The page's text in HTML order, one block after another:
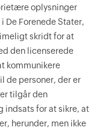
oplysninger
De Forenede Stater,
skridt for at
den licenserede
kommunikere
de personer, der er
tilgår den
indsats for at sikre, at
herunder, men ikke